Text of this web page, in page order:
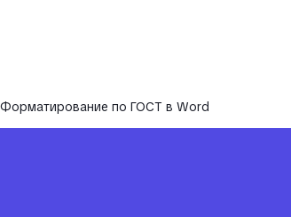
Форматирование по ГОСТ в Word